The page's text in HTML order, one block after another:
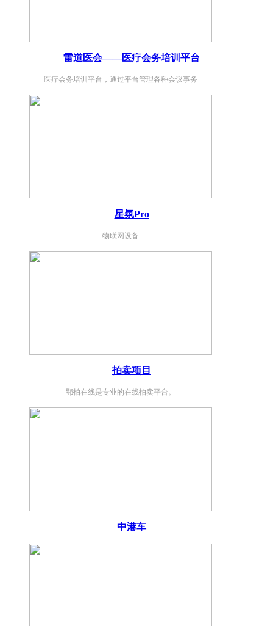
雷道医会——医疗会务培训平台
医疗会务培训平台，通过平台管理各种会议事务
星氛Pro
物联网设备
拍卖项目
鄂拍在线是专业的在线拍卖平台。
中港车